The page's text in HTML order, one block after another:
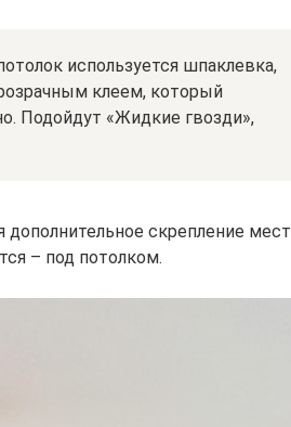
используется шпаклевка,
клеем, который
Подойдут «Жидкие гвозди»,
дополнительное скрепление мест
– под потолком.